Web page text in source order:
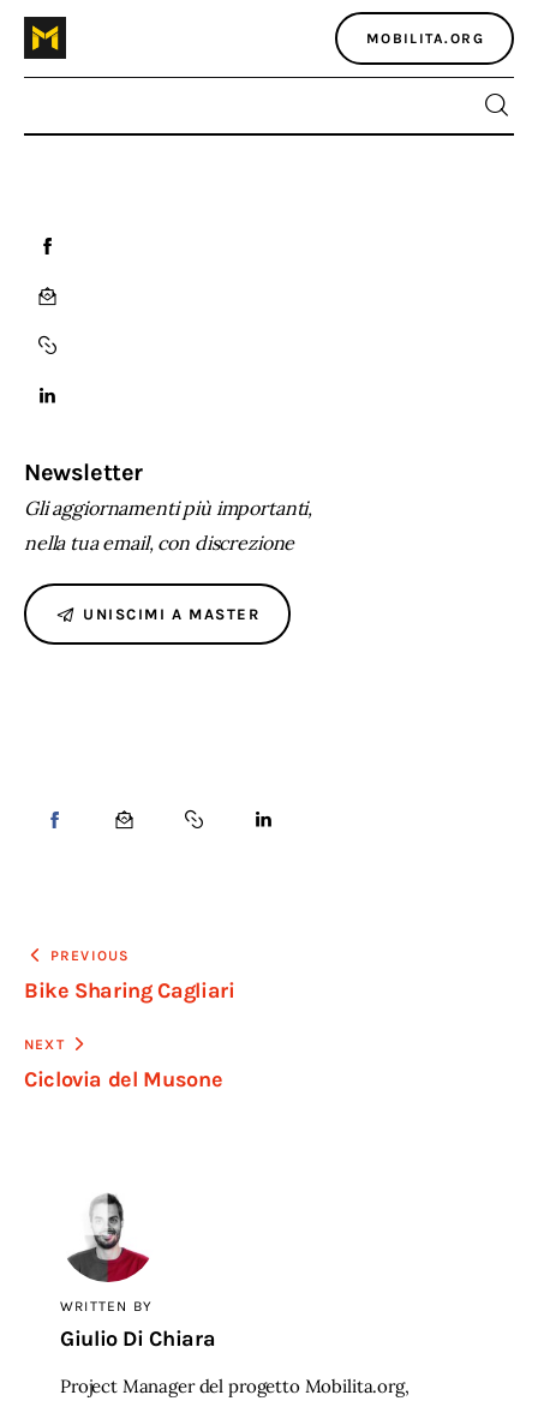
MOBILITA.ORG
Atlante dei masters
Argomenti
Agenzia e media
Contatti
Newsletter
Gli aggiornamenti più importanti,
nella tua email, con discrezione
UNISCIMI A MASTER
PREVIOUS
Bike Sharing Cagliari
NEXT
Ciclovia del Musone
WRITTEN BY
Giulio Di Chiara
Project Manager del progetto Mobilita.org,